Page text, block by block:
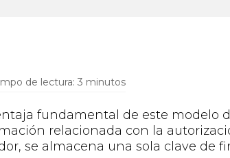
de lectura: 3 minutos
fundamental de este modelo
relacionada con la
se almacena una sola clave de